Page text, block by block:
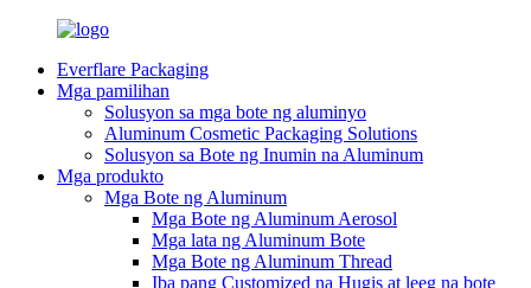
Everflare Packaging
Mga pamilihan
Solusyon sa mga bote ng aluminyo
Aluminum Cosmetic Packaging Solutions
Solusyon sa Bote ng Inumin na Aluminum
Mga produkto
Mga Bote ng Aluminum
Mga Bote ng Aluminum Aerosol
Mga lata ng Aluminum Bote
Mga Bote ng Aluminum Thread
Iba pang Customized na Hugis at leeg na bote